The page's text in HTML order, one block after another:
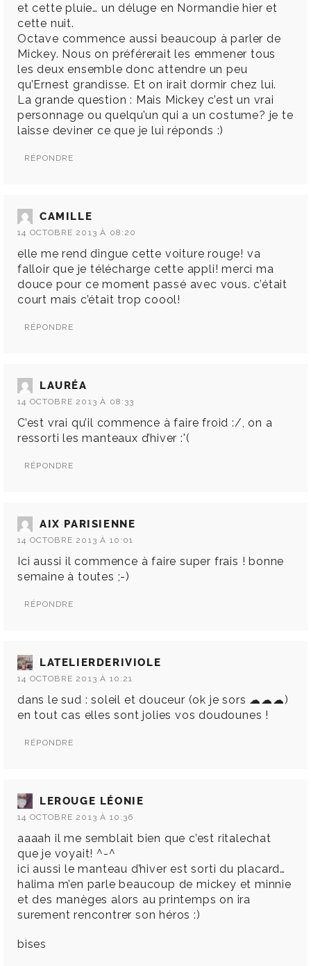
et cette pluie… un déluge en Normandie hier et
cette nuit.
Octave commence aussi beaucoup à parler de
Mickey. Nous on préférerait les emmener tous
les deux ensemble donc attendre un peu
qu’Ernest grandisse. Et on irait dormir chez lui.
La grande question : Mais Mickey c’est un vrai
personnage ou quelqu’un qui a un costume? je te
laisse deviner ce que je lui réponds :)
RÉPONDRE
CAMILLE
14 OCTOBRE 2013 À 08:20
elle me rend dingue cette voiture rouge! va
falloir que je télécharge cette appli! merci ma
douce pour ce moment passé avec vous. c’était
court mais c’était trop coool!
RÉPONDRE
LAURÉA
14 OCTOBRE 2013 À 08:33
C’est vrai qu’il commence à faire froid :/, on a
ressorti les manteaux d’hiver :'(
RÉPONDRE
AIX PARISIENNE
14 OCTOBRE 2013 À 10:01
Ici aussi il commence à faire super frais ! bonne
semaine à toutes ;-)
RÉPONDRE
LATELIERDERIVIOLE
14 OCTOBRE 2013 À 10:21
dans le sud : soleil et douceur (ok je sors ☁☁☁)
en tout cas elles sont jolies vos doudounes !
RÉPONDRE
LEROUGE LÉONIE
14 OCTOBRE 2013 À 10:36
aaaah il me semblait bien que c’est ritalechat
que je voyait! ^-^
ici aussi le manteau d’hiver est sorti du placard…
halima m’en parle beaucoup de mickey et minnie
et des manèges alors au printemps on ira
surement rencontrer son héros :)
bises